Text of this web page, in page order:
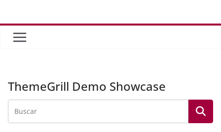
contenido
ThemeGrill Demo Showcase